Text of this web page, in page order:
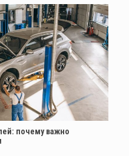
почему важно